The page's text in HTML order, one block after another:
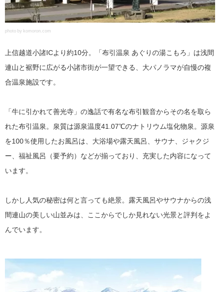
photo by komoron.com
上信越道小諸ICより約10分。「布引温泉 あぐりの湯こもろ」は浅間
連山と裾野に広がる小諸市街が一望できる、大パノラマが自慢の複
合温泉施設です。
「牛に引かれて善光寺」の逸話で有名な布引観音からその名を取ら
れた布引温泉。泉質は源泉温度41.07℃のナトリウム塩化物泉。源泉
を100％使用したお風呂は、大浴場や露天風呂、サウナ、ジャクジ
ー、福祉風呂（要予約）などが揃っており、充実した内容になって
います。
しかし人気の秘密は何と言っても絶景。露天風呂やサウナからの浅
間連山の美しい山並みは、ここからでしか見れない光景と評判をよ
んでいます。